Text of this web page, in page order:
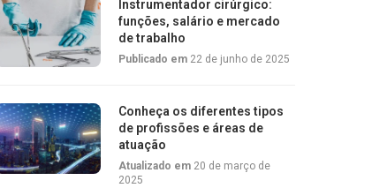
Instrumentador cirúrgico:
funções, salário e mercado
de trabalho
Publicado em 22 de junho de 2025
Conheça os diferentes tipos
de profissões e áreas de
atuação
Atualizado em 20 de março de
2025